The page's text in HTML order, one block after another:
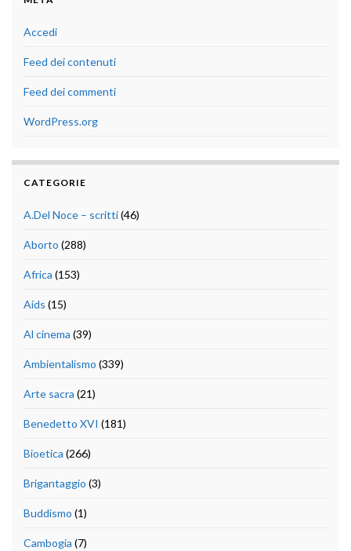
Accedi
Feed dei contenuti
Feed dei commenti
WordPress.org
CATEGORIE
A.Del Noce – scritti(46)
Aborto (288)
Africa (153)
Aids (15)
Al cinema (39)
Ambientalismo (339)
Arte sacra (21)
Benedetto XVI (181)
Bioetica (266)
Brigantaggio (3)
Buddismo (1)
Cambogia (7)